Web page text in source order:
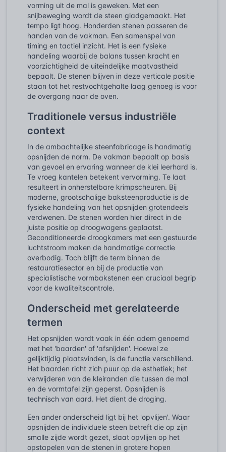
vorming uit de mal is geweken. Met een
snijbeweging wordt de steen gladgemaakt. Het
tempo ligt hoog. Honderden stenen passeren de
handen van de vakman. Een samenspel van
timing en tactiel inzicht. Het is een fysieke
handeling waarbij de balans tussen kracht en
voorzichtigheid de uiteindelijke maatvastheid
bepaalt. De stenen blijven in deze verticale positie
staan tot het restvochtgehalte laag genoeg is voor
de overgang naar de oven.
Traditionele versus industriële
context
In de ambachtelijke steenfabricage is handmatig
opsnijden de norm. De vakman bepaalt op basis
van gevoel en ervaring wanneer de klei leerhard is.
Te vroeg kantelen betekent vervorming. Te laat
resulteert in onherstelbare krimpscheuren. Bij
moderne, grootschalige baksteenproductie is de
fysieke handeling van het opsnijden grotendeels
verdwenen. De stenen worden hier direct in de
juiste positie op droogwagens geplaatst.
Geconditioneerde droogkamers met een gestuurde
luchtstroom maken de handmatige correctie
overbodig. Toch blijft de term binnen de
restauratiesector en bij de productie van
specialistische vormbakstenen een cruciaal begrip
voor de kwaliteitscontrole.
Onderscheid met gerelateerde
termen
Het opsnijden wordt vaak in één adem genoemd
met het 'baarden' of 'afsnijden'. Hoewel ze
gelijktijdig plaatsvinden, is de functie verschillend.
Het baarden richt zich puur op de esthetiek; het
verwijderen van de kleiranden die tussen de mal
en de vormtafel zijn geperst. Opsnijden is
technisch van aard. Het dient de droging.
Een ander onderscheid ligt bij het 'opvlijen'. Waar
opsnijden de individuele steen betreft die op zijn
smalle zijde wordt gezet, slaat opvlijen op het
opstapelen van de stenen in grotere hopen